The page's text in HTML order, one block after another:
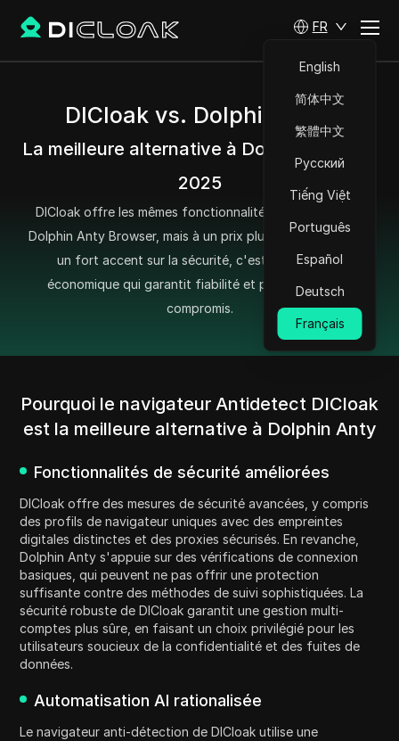
FR
English
简体中文
繁體中文
Русский
Tiếng Việt
Português
Español
Deutsch
Français
DICloak vs. Dolphin Anty
La meilleure alternative à Dolphin Anty en
2025
DICloak offre les mêmes fonctionnalités puissantes que
Dolphin Anty Browser, mais à un prix plus abordable. Avec
un fort accent sur la sécurité, c'est une solution
économique qui garantit fiabilité et protection sans
compromis.
Pourquoi le navigateur Antidetect DICloak
est la meilleure alternative à Dolphin Anty
Fonctionnalités de sécurité améliorées
DICloak offre des mesures de sécurité avancées, y compris
des profils de navigateur uniques avec des empreintes
digitales distinctes et des proxies sécurisés. En revanche,
Dolphin Anty s'appuie sur des vérifications de connexion
basiques, qui peuvent ne pas offrir une protection
suffisante contre des méthodes de suivi sophistiquées. La
sécurité robuste de DICloak garantit une gestion multi-
comptes plus sûre, en faisant un choix privilégié pour les
utilisateurs soucieux de la confidentialité et des fuites de
données.
Automatisation AI rationalisée
Le navigateur anti-détection de DICloak utilise une